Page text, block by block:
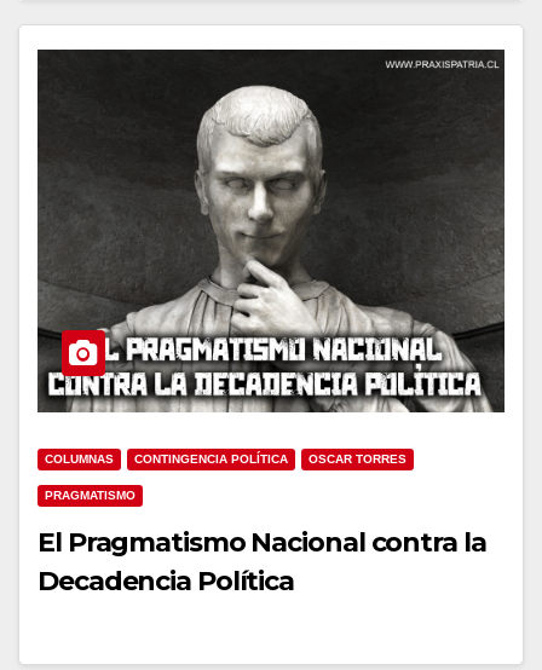
COLUMNAS CONTINGENCIA POLÍTICA OSCAR TORRES
PRAGMATISMO
El Pragmatismo Nacional contra la
Decadencia Política